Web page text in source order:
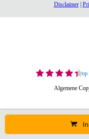
Disclaimer|
op
Algemene